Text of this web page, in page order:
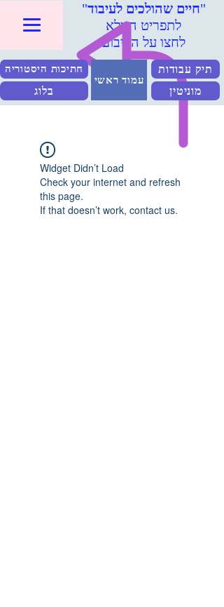
"חיים שהולכים לעיבוד"
לתפריט המלא
לחצו על הריבוע
חתיכות היסטוריה
בלוג
עמוד ראשי
תיק עבודות
מוניטין
Widget Didn’t Load
Check your internet and refresh
this page.
If that doesn’t work, contact us.